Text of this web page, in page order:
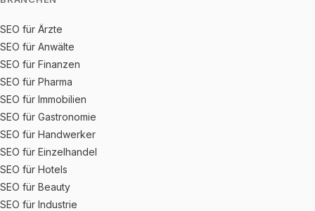
SEO für Ärzte
SEO für Anwälte
SEO für Finanzen
SEO für Pharma
SEO für Immobilien
SEO für Gastronomie
SEO für Handwerker
SEO für Einzelhandel
SEO für Hotels
SEO für Beauty
SEO für Industrie